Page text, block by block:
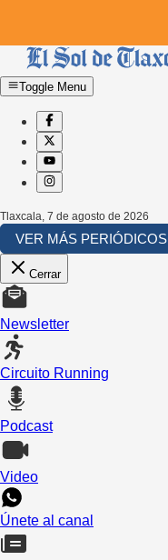
Toggle Menu
Tlaxcala 7 de agosto de 2026
VER MÁS PERIÓDICOS
Cerrar
Newsletter
Circuito Running
Podcast
Video
Únete al canal